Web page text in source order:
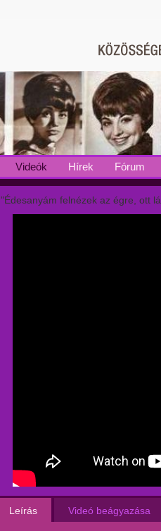
Videók Hírek Fórum
"Édesanyám felnézek az égre, ott
Leírás Videó beágyazása